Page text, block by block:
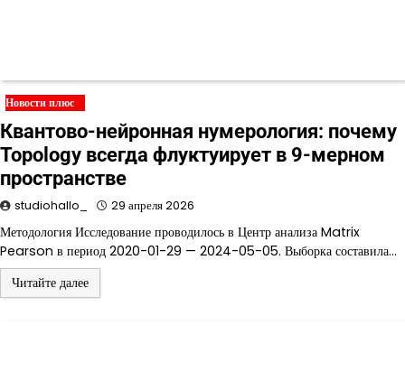
Новости плюс
Квантово-нейронная нумерология: почему
Topology всегда флуктуирует в 9-мерном
пространстве
studiohallo_ 29 апреля 2026
Методология Исследование проводилось в Центр анализа Matrix
Pearson в период 2020-01-29 — 2024-05-05. Выборка составила…
Читайте далее